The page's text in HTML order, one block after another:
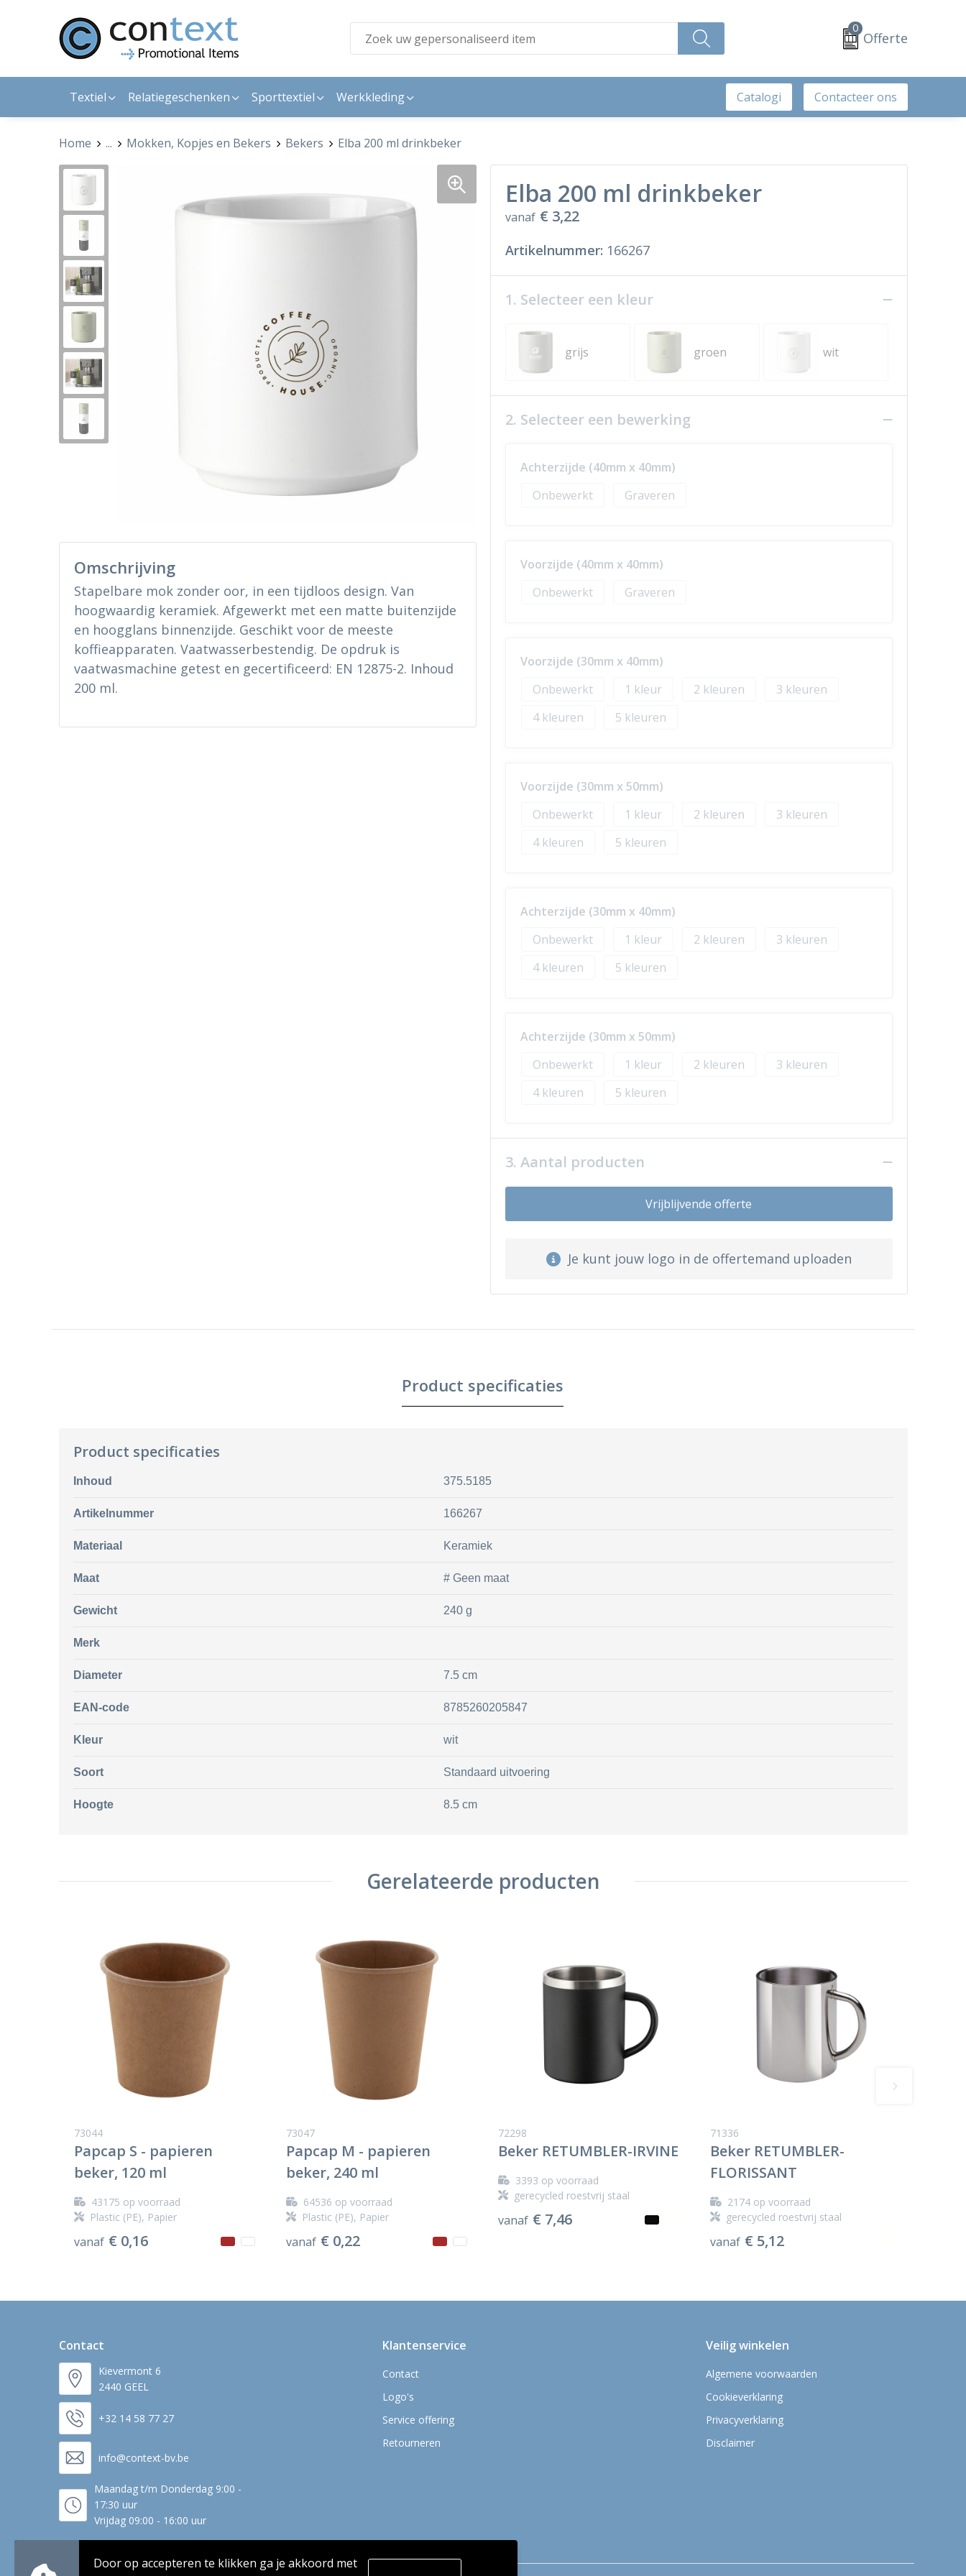
0
Offerte
Textiel Relatiegeschenken Sporttextiel Werkkleding Catalogi Contacteer ons
Home ... Mokken, Kopjes en Bekers Bekers Elba 200 ml drinkbeker
Omschrijving
Stapelbare mok zonder oor, in een tijdloos design. Van
hoogwaardig keramiek. Afgewerkt met een matte buitenzijde
en hoogglans binnenzijde. Geschikt voor de meeste
koffieapparaten. Vaatwasserbestendig. De opdruk is
vaatwasmachine getest en gecertificeerd: EN 12875-2. Inhoud
200 ml.
Elba 200 ml drinkbeker
vanaf € 3,22
Artikelnummer: 166267
1. Selecteer een kleur
grijs groen wit
2. Selecteer een bewerking
Achterzijde (40mm x 40mm)
Onbewerkt
Graveren
Voorzijde (40mm x 40mm)
Onbewerkt
Graveren
Voorzijde (30mm x 40mm)
Onbewerkt
1 2
3
4
5
Voorzijde (30mm x 50mm)
Onbewerkt
1 2
3
4
5
Achterzijde (30mm x 40mm)
Onbewerkt
1 2
3
4
5
Achterzijde (30mm x 50mm)
Onbewerkt
1 2
3
4
5
3. Aantal producten
Vrijblijvende offerte
Je kunt jouw logo in de offertemand uploaden
Product specificaties
Product specificaties
Inhoud 375.5185
Artikelnummer 166267
Materiaal Keramiek
Maat # Geen maat
Gewicht 240 g
Merk
Diameter 7.5 cm
EAN-code 8785260205847
Kleur wit
Soort Standaard uitvoering
Hoogte 8.5 cm
Gerelateerde producten
73044
Papcap S - papieren
beker, 120 ml
43175 op voorraad
Plastic (PE), Papier
vanaf € 0,16
73047
Papcap M - papieren
beker, 240 ml
64536 op voorraad
Plastic (PE), Papier
vanaf € 0,22
72298
Beker RETUMBLER-IRVINE
3393 op voorraad
gerecycled roestvrij staal
vanaf € 7,46
71336
Beker RETUMBLER-
FLORISSANT
2174 op voorraad
gerecycled roestvrij staal
vanaf € 5,12
Contact
Kievermont 6
2440 GEEL
+32 14 58 77 27
info@context-bv.be
Maandag t/m Donderdag 9:00 -
17:30 uur
Vrijdag 09:00 - 16:00 uur
Klantenservice
Contact
Logo's
Service offering
Retourneren
Veilig winkelen
Algemene voorwaarden
Cookieverklaring
Privacyverklaring
Disclaimer
Door op accepteren te klikken ga je akkoord met